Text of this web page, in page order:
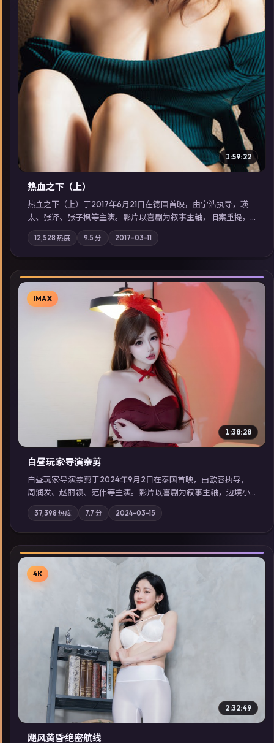
1:59:22
热血之下（上）
热血之下（上）于2017年6月21日在德国首映，由宁浩执导，瑛
太、张译、张子枫等主演。影片以喜剧为叙事主轴，旧案重提，
真相与谎言在同一条时间线上交锋；摄影与配乐强化地域气质；
站内亦可通过「国产免费观看高清电视剧在线看」延展检索同类
型高分佳作，畅享高清在线追剧体验。
12,528 热度 9.5 分 2017-03-11
▶
IMAX
1:38:28
白昼玩家·导演亲剪
白昼玩家·导演亲剪于2024年9月2日在泰国首映，由欧容执导，
周润发、赵丽颖、范伟等主演。影片以喜剧为叙事主轴，边境小
镇的平静被一封匿名信彻底打破；摄影与配乐强化地域气质；站
内亦可通过「国产免费观看高清电视剧在线看」延展检索同类型
高分佳作，畅享高清在线追剧体验。
37,398 热度 7.7 分 2024-03-15
▶
4K
2:32:49
飓风黄昏·绝密航线